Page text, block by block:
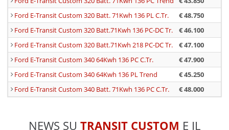
Ford E-Transit Custom 320 Batt. 71Kwh 136 PL C.Tr.
€ 48.750
Ford E-Transit Custom 320 Batt.71Kwh 136 PC-DC Tr.
€ 46.100
Ford E-Transit Custom 320 Batt.71Kwh 218 PC-DC Tr.
€ 47.100
Ford E-Transit Custom 340 64Kwh 136 PC C.Tr.
€ 47.900
Ford E-Transit Custom 340 64Kwh 136 PL Trend
€ 45.250
Ford E-Transit Custom 340 Batt. 71Kwh 136 PC C.Tr.
€ 48.000
NEWS SU TRANSIT CUSTOM E IL